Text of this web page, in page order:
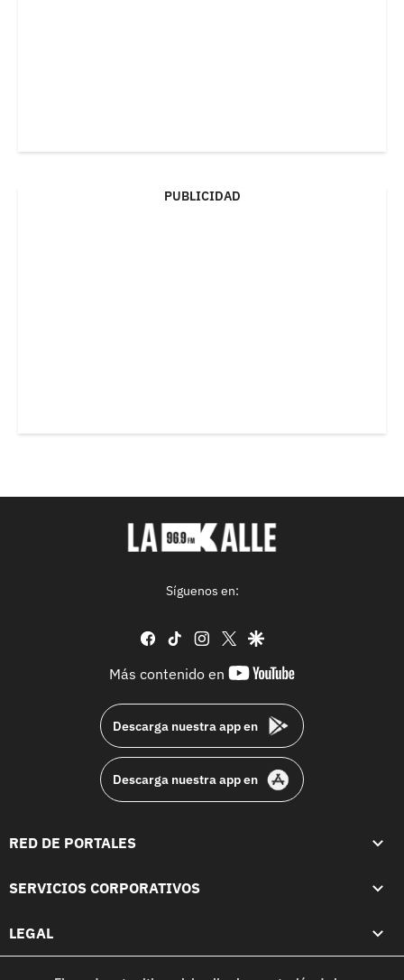
PUBLICIDAD
Síguenos en:
facebook
tiktok instagram
twittergoogle
Más contenido en
youtube-
Descarga nuestra app en
Descarga nuestra app en
RED DE PORTALES
SERVICIOS CORPORATIVOS
LEGAL